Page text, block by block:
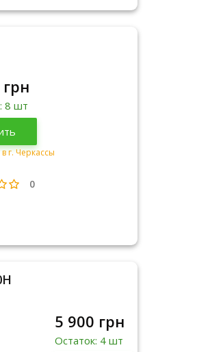
8 шт
г. Черкассы
0
5 900 грн
Остаток: 4 шт